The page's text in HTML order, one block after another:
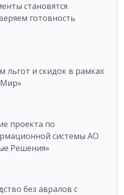
становятся
готовность
льгот и скидок в рамках
проекта по
системы АО
Решения»
без авралов с